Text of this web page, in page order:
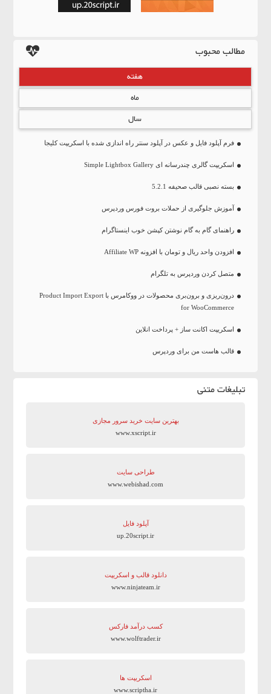
مطالب محبوب
هفته
ماه
سال
فرم آپلود فایل و عکس در آپلود سنتر راه اندازی شده با اسکریپت کلیجا
اسکریپت گالری چندرسانه ای Simple Lightbox Gallery
بسته نصبی قالب صحیفه 5.2.1
آموزش جلوگیری از حملات بروت فورس وردپرس
راهنمای گام به گام نوشتن کپشن خوب اینستاگرام
افزودن واحد ریال و تومان با افزونه Affiliate WP
متصل کردن وردپرس به تلگرام
درون‌ریزی و برون‌بری محصولات در ووکامرس با Product Import Export
for WooCommerce
اسکریپت اکانت ساز + پرداخت انلاین
قالب هاست من برای وردپرس
تبلیغات متنی
بهترین سایت‌ خرید سرور مجازی
www.xscript.ir
طراحی سایت
www.webishad.com
آپلود فایل
up.20script.ir
دانلود قالب و اسکریپت
www.ninjateam.ir
کسب درآمد فارکس
www.wolftrader.ir
اسکریپت ها
www.scriptha.ir